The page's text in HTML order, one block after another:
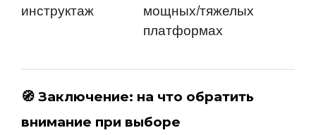
инструктаж
мощных/тяжелых
платформах
🧭 Заключение: на что обратить
внимание при выборе